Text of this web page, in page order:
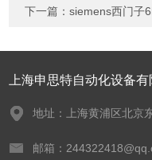
下一篇：siemens西门子
上海申思特自动化设备有
地址：上海黄浦区北京
邮箱：